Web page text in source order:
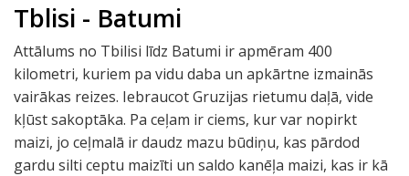
Tblisi - Batumi
Attālums no Tbilisi līdz Batumi ir apmēram 400
kilometri, kuriem pa vidu daba un apkārtne izmainās
vairākas reizes. Iebraucot Gruzijas rietumu daļā, vide
kļūst sakoptāka. Pa ceļam ir ciems, kur var nopirkt
maizi, jo ceļmalā ir daudz mazu būdiņu, kas pārdod
gardu silti ceptu maizīti un saldo kanēļa maizi, kas ir kā